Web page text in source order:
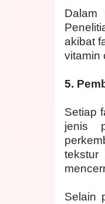
Dalam
akibat
vitamin
5.
Setiap
jenis
tekstur
Selain